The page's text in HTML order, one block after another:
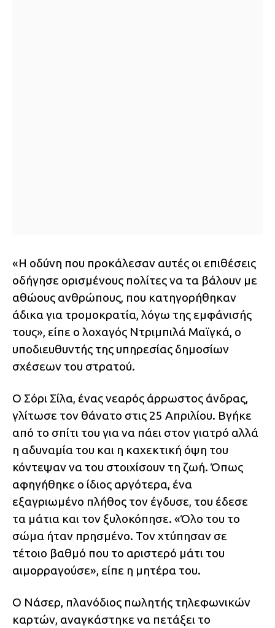
«Η οδύνη που προκάλεσαν αυτές οι επιθέσεις
οδήγησε ορισμένους πολίτες να τα βάλουν με
αθώους ανθρώπους, που κατηγορήθηκαν
άδικα για τρομοκρατία, λόγω της εμφάνισής
τους», είπε ο λοχαγός Ντριμπιλά Μαϊγκά, ο
υποδιευθυντής της υπηρεσίας δημοσίων
σχέσεων του στρατού.
Ο Σόρι Σίλα, ένας νεαρός άρρωστος άνδρας,
γλίτωσε τον θάνατο στις 25 Απριλίου. Βγήκε
από το σπίτι του για να πάει στον γιατρό αλλά
η αδυναμία του και η καχεκτική όψη του
κόντεψαν να του στοιχίσουν τη ζωή. Όπως
αφηγήθηκε ο ίδιος αργότερα, ένα
εξαγριωμένο πλήθος τον έγδυσε, του έδεσε
τα μάτια και τον ξυλοκόπησε. «Όλο του το
σώμα ήταν πρησμένο. Τον χτύπησαν σε
τέτοιο βαθμό που το αριστερό μάτι του
αιμορραγούσε», είπε η μητέρα του.
Ο Νάσερ, πλανόδιος πωλητής τηλεφωνικών
καρτών, αναγκάστηκε να πετάξει το